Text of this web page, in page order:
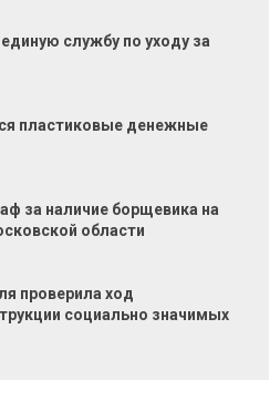
службу по уходу за
пластиковые денежные
за наличие борщевика на
области
проверила ход
социально значимых